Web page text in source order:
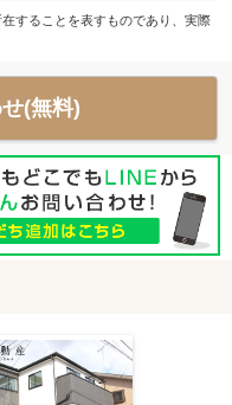
することを表すものであり、実際
(無料)